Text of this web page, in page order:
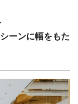
ーンに幅をもた